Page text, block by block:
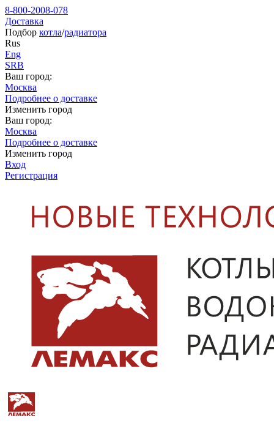
8-800-2008-078
Доставка
Подбор котла/радиатора
Rus
Eng
SRB
Ваш город:
Москва
Подробнее о доставке
Изменить город
Ваш город:
Москва
Подробнее о доставке
Изменить город
Вход
Регистрация